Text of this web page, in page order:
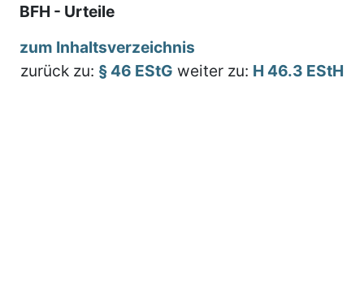
BFH - Urteile
zum Inhaltsverzeichnis
zurück zu: § 46 EStG weiter zu: H 46.3 EStH